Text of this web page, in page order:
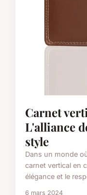
Carnet
L'alliance
style
Dans un monde
carnet vertical en
élégance et le
6 mars 2024